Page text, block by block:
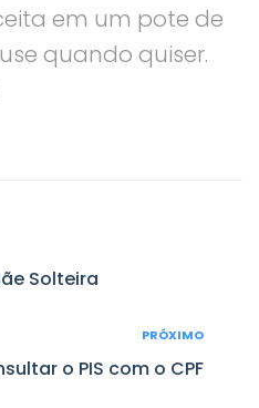
em um pote de
quando quiser.
Solteira
PRÓXIMO
o PIS com o CPF